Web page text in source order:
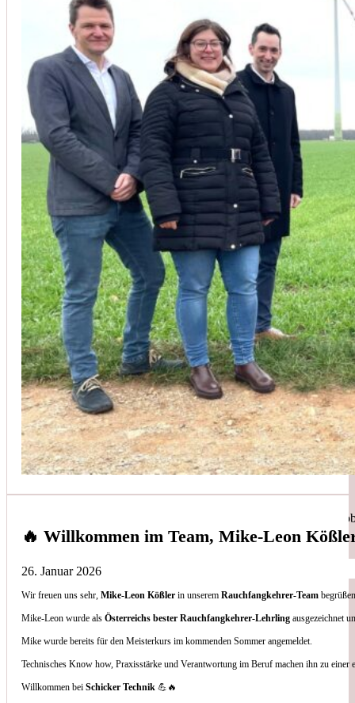
🔥 Willkommen im Team, Mike-Leon
26. Januar 2026
Wir freuen uns sehr,Mike-Leon Kößler in unseremRauchfangkehrer-Team
Mike-Leon wurde alsÖsterreichs bester Rauchfangkehrer-Lehrling ausgezeichnet
Mike wurde bereits für den Meisterkurs im kommenden Sommer angemeldet.
Technisches Know how, Praxisstärke und Verantwortung im Beruf machen ihn zu
Willkommen beiSchicker Technik 💪🔥
Unsere Kunden vertrauen auf unsere langjährige Erfahrung und
Christoph Windisch
aus unseren Google-Bewertungen
Vom Anbot bis zur Fertigstellung alles rasch und
(Umbau) wurde besprochen und problemlos gelöst.
Johanna Koe
aus unseren Google-Bewertungen
Sehr freundlich! Hat alles super geklappt!
Simon Bilek
Anruf, 3 Stunden später war jemand Vorort, Problem
Thomas Gornix
aus unseren Google-Bewertungen
Nettes Team, und kompetente Beratung.